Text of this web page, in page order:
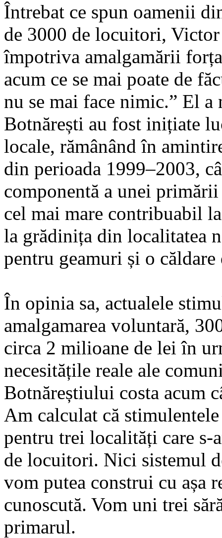
Întrebat ce spun oamenii
de 3000 de locuitori,
împotriva amalgamării
acum ce se mai poate de
nu se mai face nimic.” El a
Botnărești au fost inițiate
locale, rămânând în
din perioada 1999–2003,
componentă a unei
cel mai mare contribuabil
la grădinița din localitatea
pentru geamuri și o
În opinia sa, actualele
amalgamarea voluntară,
circa 2 milioane de lei în
necesitățile reale ale
Botnăreștiului costa acum
Am calculat că
pentru trei localități care s-
de locuitori. Nici sistemul
vom putea construi cu așa
cunoscută. Vom uni trei
primarul.